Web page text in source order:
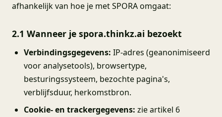
afhankelijk van hoe je met SPORA omgaat:
2.1 Wanneer je spora.thinkz.ai bezoekt
Verbindingsgegevens: IP-adres (geanonimiseerd
voor analysetools), browsertype,
besturingssysteem, bezochte pagina's,
verblijfsduur, herkomstbron.
Cookie- en trackergegevens: zie artikel 6